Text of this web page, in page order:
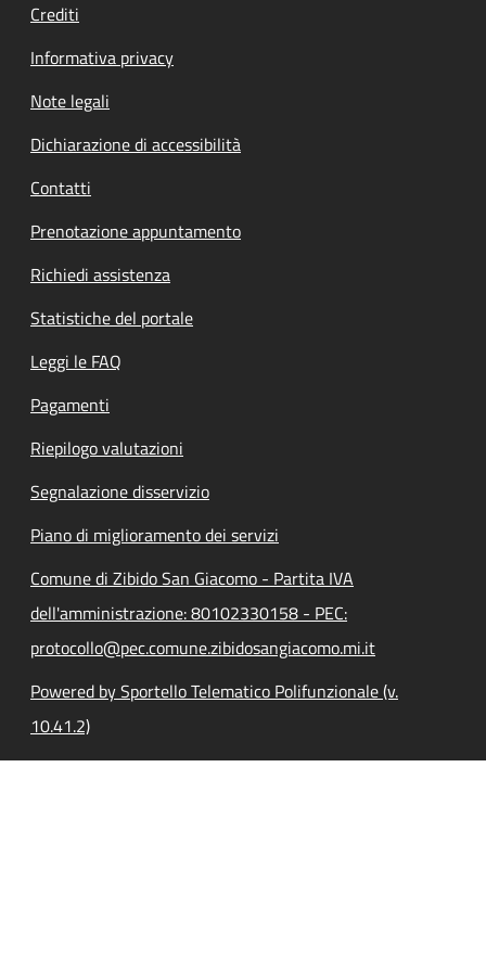
Crediti
Informativa privacy
Note legali
Dichiarazione di accessibilità
Contatti
Prenotazione appuntamento
Richiedi assistenza
Statistiche del portale
Leggi le FAQ
Pagamenti
Riepilogo valutazioni
Segnalazione disservizio
Piano di miglioramento dei servizi
Comune di Zibido San Giacomo - Partita IVA
dell'amministrazione: 80102330158 - PEC:
protocollo@pec.comune.zibidosangiacomo.mi.it
Powered by Sportello Telematico Polifunzionale (v.
10.41.2)